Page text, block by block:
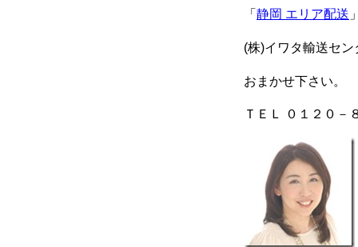
「 静岡 エリア配送
(株)イワタ輸送セン
おまかせ下さい。
ＴＥＬ ０１２０－